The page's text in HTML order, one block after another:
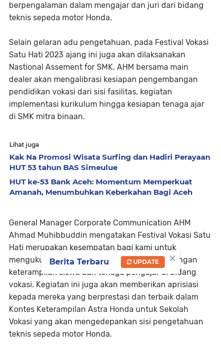
berpengalaman dalam mengajar dan juri dari bidang
teknis sepeda motor Honda.
Selain gelaran adu pengetahuan, pada Festival Vokasi
Satu Hati 2023 ajang ini juga akan dilaksanakan
Nastional Assement for SMK. AHM bersama main
dealer akan mengalibrasi kesiapan pengembangan
pendidikan vokasi dari sisi fasilitas, kegiatan
implementasi kurikulum hingga kesiapan tenaga ajar
di SMK mitra binaan.
Lihat juga
Kak Na Promosi Wisata Surfing dan Hadiri Perayaan
HUT 53 tahun BAS Simeulue
HUT ke-53 Bank Aceh: Momentum Memperkuat
Amanah, Menumbuhkan Keberkahan Bagi Aceh
General Manager Corporate Communication AHM
Ahmad Muhibbuddin mengatakan Festival Vokasi Satu
Hati merupakan kesempatan bagi kami untuk
mengukur dan mengevaluasi hasil pengembangan
keterampilan siswa dan tenaga pengajar di bidang
vokasi. Kegiatan ini juga akan memberikan aprisiasi
kepada mereka yang berprestasi dan terbaik dalam
Kontes Keterampilan Astra Honda untuk Sekolah
Vokasi yang akan mengedepankan sisi pengetahuan
teknis sepeda motor Honda.
×
Berita Terbaru UPDATE